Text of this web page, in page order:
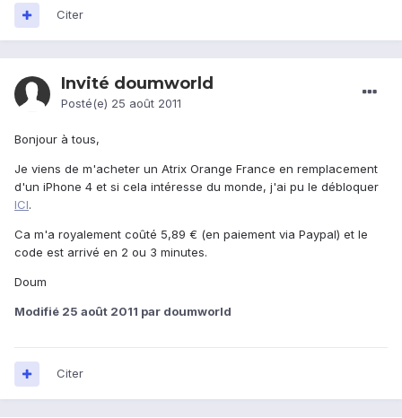
Citer
Invité doumworld
Posté(e) 25 août 2011
Bonjour à tous,
Je viens de m'acheter un Atrix Orange France en remplacement
d'un iPhone 4 et si cela intéresse du monde, j'ai pu le débloquer
ICI.
Ca m'a royalement coûté 5,89 € (en paiement via Paypal) et le
code est arrivé en 2 ou 3 minutes.
Doum
Modifié 25 août 2011 par doumworld
Citer